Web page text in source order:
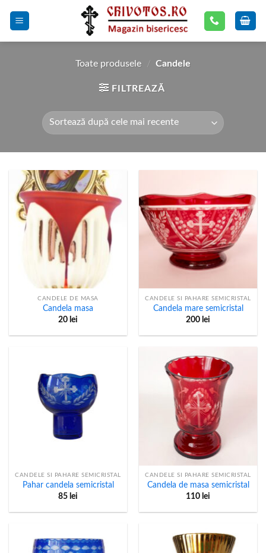
Toate produsele / Candele
FILTREAZĂ
CANDELE DE MASA
Candela masa
20 lei
CANDELE SI PAHARE SEMICRISTAL
Candela mare semicristal
200 lei
CANDELE SI PAHARE SEMICRISTAL
Pahar candela semicristal
85 lei
CANDELE SI PAHARE SEMICRISTAL
Candela de masa semicristal
110 lei